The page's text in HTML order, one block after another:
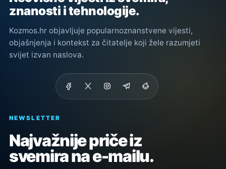
znanosti i tehnologije.
Kozmos.hr objavljuje popularnoznanstvene vijesti,
objašnjenja i kontekst za čitatelje koji žele razumjeti
svijet izvan naslova.
NEWSLETTER
Najvažnije priče iz
svemira na e-mailu.